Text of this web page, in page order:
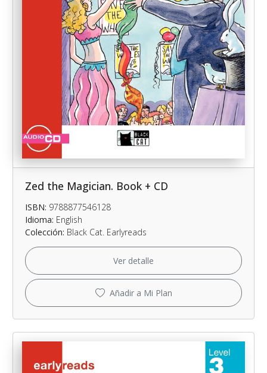
Zed the Magician. Book + CD
ISBN: 9788877546128
Idioma: English
Colección: Black Cat. Earlyreads
Ver detalle
Añadir a Mi Plan